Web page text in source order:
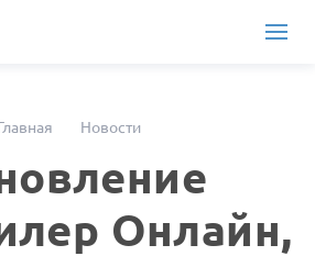
Новости
Онлайн,